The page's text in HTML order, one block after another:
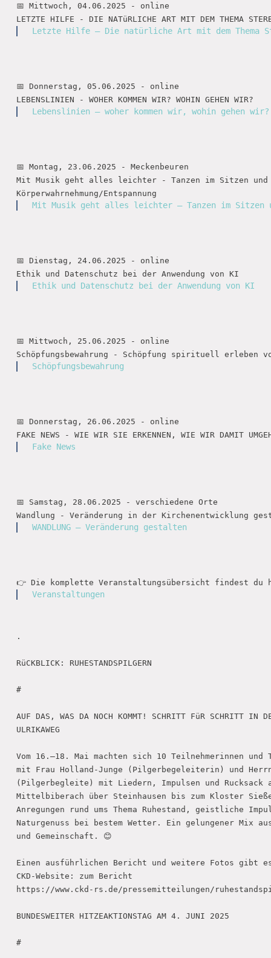
📅 Mittwoch, 04.06.2025 - online
Letzte Hilfe – Die natürliche Art mit dem Thema
📅 Donnerstag, 05.06.2025 - online
Lebenslinien – woher kommen wir, wohin gehen wir?
📅 Montag, 23.06.2025 - Meckenbeuren
Mit Musik geht alles leichter - Tanzen im Sitzen und
Mit Musik geht alles leichter – Tanzen im Sitzen
📅 Dienstag, 24.06.2025 - online
Ethik und Datenschutz bei der Anwendung von KI
📅 Mittwoch, 25.06.2025 - online
Schöpfungsbewahrung
📅 Donnerstag, 26.06.2025 - online
Fake News
📅 Samstag, 28.06.2025 - verschiedene Orte
WANDLUNG – Veränderung gestalten
Veranstaltungen
.
RüCKBLICK: RUHESTANDSPILGERN
#
AUF DAS, WAS DA NOCH KOMMT! SCHRITT FüR SCHRITT IN
ULRIKAWEG
Vom 16.–18. Mai machten sich 10 Teilnehmerinnen und
mit Frau Holland-Junge (Pilgerbegeleiterin) und
(Pilgerbegleite) mit Liedern, Impulsen und Rucksack
Mittelbiberach über Steinhausen bis zum Kloster
Anregungen rund ums Thema Ruhestand, geistliche
Naturgenuss bei bestem Wetter. Ein gelungener Mix aus
und Gemeinschaft. 😊
Einen ausführlichen Bericht und weitere Fotos gibt
CKD-Website: zum Bericht
https://www.ckd-rs.de/pressemitteilungen/
BUNDESWEITER HITZEAKTIONSTAG AM 4. JUNI 2025
#